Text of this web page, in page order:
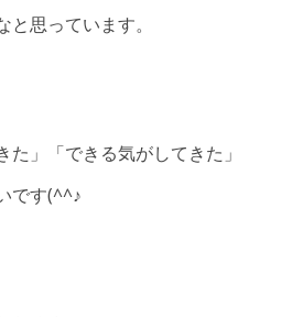
と思っています。
」「できる気がしてきた」
です(^^♪